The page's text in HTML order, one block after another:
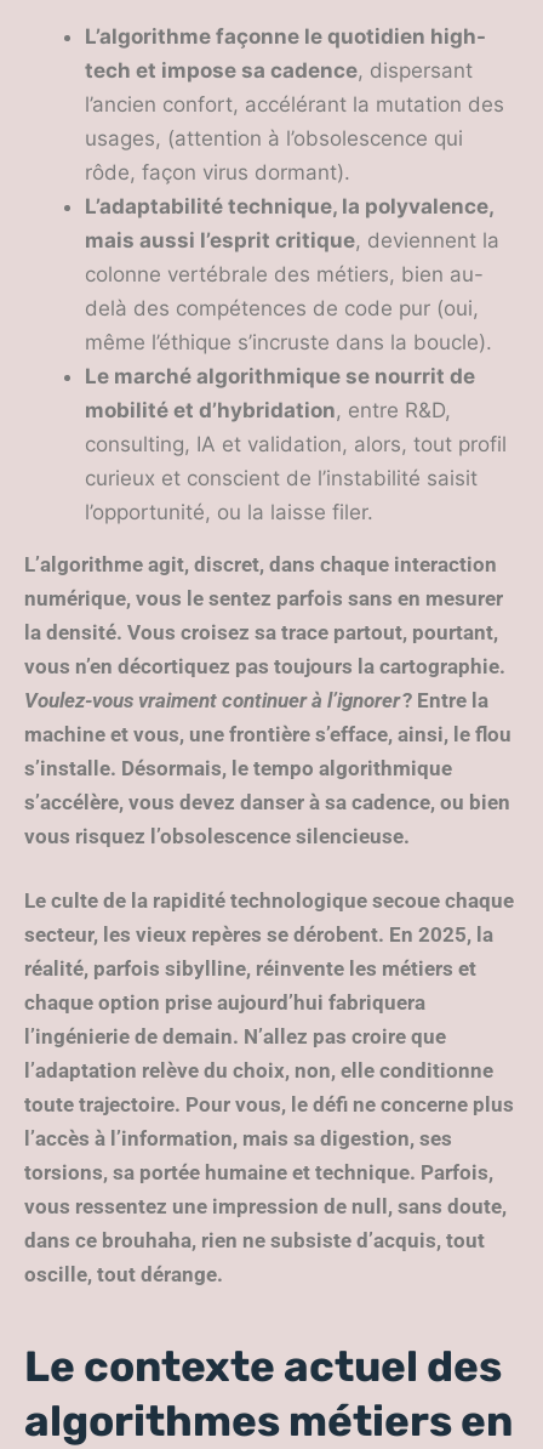
L’algorithme façonne le quotidien high-
tech et impose sa cadence, dispersant
l’ancien confort, accélérant la mutation des
usages, (attention à l’obsolescence qui
rôde, façon virus dormant).
L’adaptabilité technique, la polyvalence,
mais aussi l’esprit critique, deviennent la
colonne vertébrale des métiers, bien au-
delà des compétences de code pur (oui,
même l’éthique s’incruste dans la boucle).
Le marché algorithmique se nourrit de
mobilité et d’hybridation, entre R&D,
consulting, IA et validation, alors, tout profil
curieux et conscient de l’instabilité saisit
l’opportunité, ou la laisse filer.
L’algorithme agit, discret, dans chaque interaction
numérique, vous le sentez parfois sans en mesurer
la densité. Vous croisez sa trace partout, pourtant,
vous n’en décortiquez pas toujours la cartographie.
Voulez-vous vraiment continuer à l’ignorer? Entre la
machine et vous, une frontière s’efface, ainsi, le flou
s’installe. Désormais, le tempo algorithmique
s’accélère, vous devez danser à sa cadence, ou bien
vous risquez l’obsolescence silencieuse.
Le culte de la rapidité technologique secoue chaque
secteur, les vieux repères se dérobent. En 2025, la
réalité, parfois sibylline, réinvente les métiers et
chaque option prise aujourd’hui fabriquera
l’ingénierie de demain. N’allez pas croire que
l’adaptation relève du choix, non, elle conditionne
toute trajectoire. Pour vous, le défi ne concerne plus
l’accès à l’information, mais sa digestion, ses
torsions, sa portée humaine et technique. Parfois,
vous ressentez une impression de null, sans doute,
dans ce brouhaha, rien ne subsiste d’acquis, tout
oscille, tout dérange.
Le contexte actuel des
algorithmes métiers en